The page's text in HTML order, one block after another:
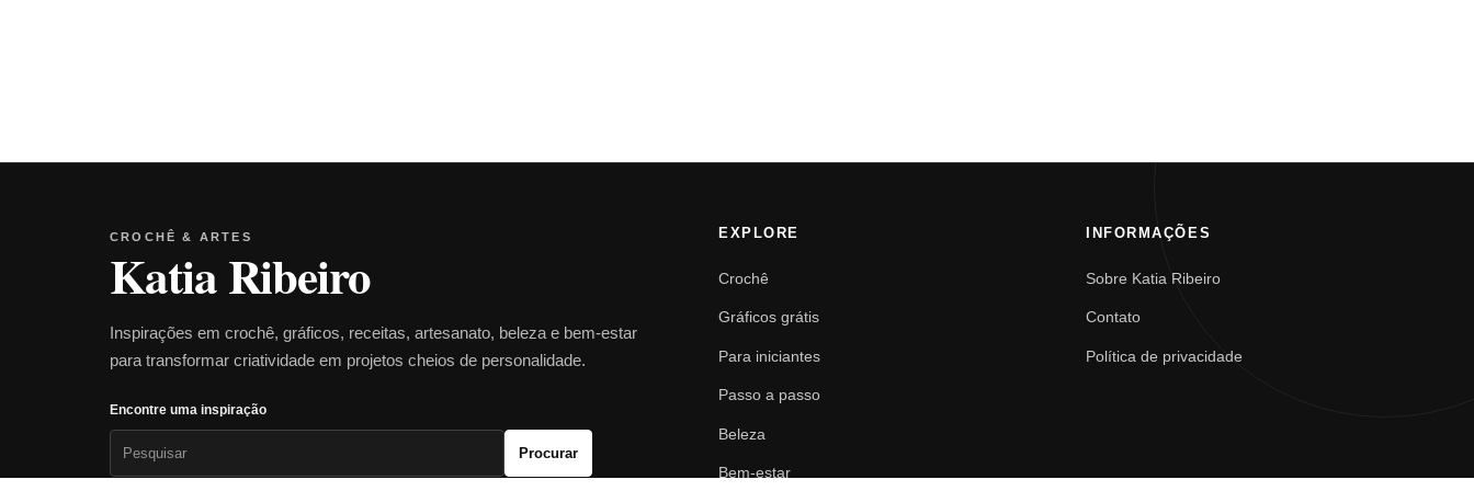
CROCHÊ & ARTES
Katia Ribeiro
Inspirações em crochê, gráficos, receitas, artesanato, beleza e bem-estar
para transformar criatividade em projetos cheios de personalidade.
Encontre uma inspiração
Procurar
EXPLORE
Crochê
Gráficos grátis
Para iniciantes
Passo a passo
Beleza
Bem-estar
INFORMAÇÕES
Sobre Katia Ribeiro
Contato
Política de privacidade